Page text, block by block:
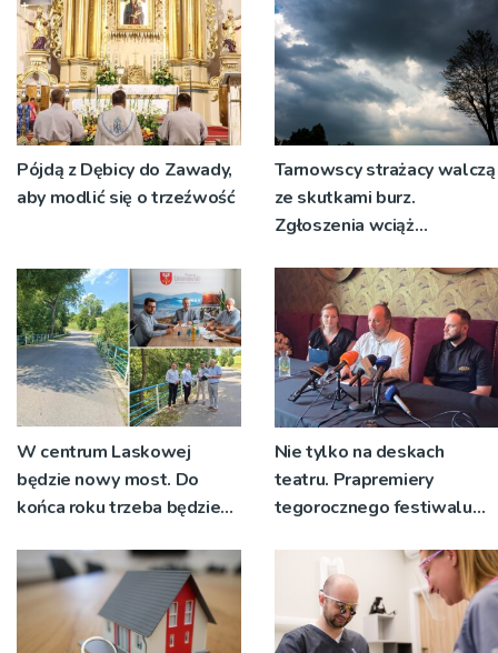
Pójdą z Dębicy do Zawady,
aby modlić się o trzeźwość
Tarnowscy strażacy walczą
ze skutkami burz.
Zgłoszenia wciąż
W centrum Laskowej
będzie nowy most. Do
końca roku trzeba będzie
Nie tylko na deskach
teatru. Prapremiery
tegorocznego festiwalu
niecodziennych
okolicznościach